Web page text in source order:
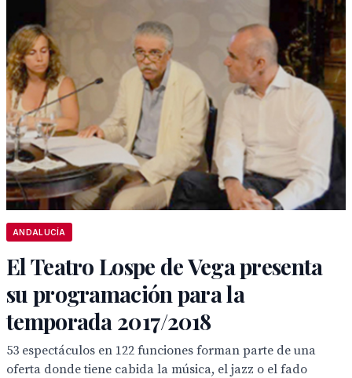
ANDALUCÍA
El Teatro Lospe de Vega presenta
su programación para la
temporada 2017/2018
53 espectáculos en 122 funciones forman parte de una
oferta donde tiene cabida la música, el jazz o el fado